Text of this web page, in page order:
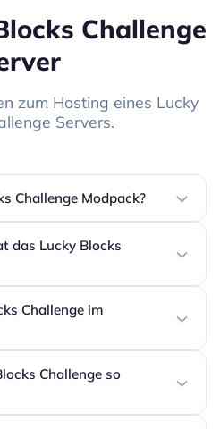
Challenge
zum Hosting eines Lucky
Servers.
Challenge Modpack?
das Lucky Blocks
Challenge im
Challenge so